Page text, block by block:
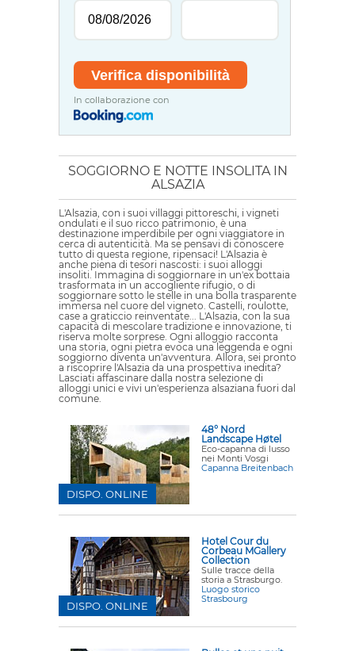
In collaborazione con
SOGGIORNO E NOTTE INSOLITA IN
ALSAZIA
L'Alsazia, con i suoi villaggi pittoreschi, i vigneti
ondulati e il suo ricco patrimonio, è una
destinazione imperdibile per ogni viaggiatore in
cerca di autenticità. Ma se pensavi di conoscere
tutto di questa regione, ripensaci! L'Alsazia è
anche piena di tesori nascosti: i suoi alloggi
insoliti. Immagina di soggiornare in un'ex bottaia
trasformata in un accogliente rifugio, o di
soggiornare sotto le stelle in una bolla trasparente
immersa nel cuore del vigneto. Castelli, roulotte,
case a graticcio reinventate... L'Alsazia, con la sua
capacità di mescolare tradizione e innovazione, ti
riserva molte sorprese. Ogni alloggio racconta
una storia, ogni pietra evoca una leggenda e ogni
soggiorno diventa un'avventura. Allora, sei pronto
a riscoprire l'Alsazia da una prospettiva inedita?
Lasciati affascinare dalla nostra selezione di
alloggi unici e vivi un'esperienza alsaziana fuori dal
comune.
48° Nord
Landscape Høtel
Eco-capanna di lusso
nei Monti Vosgi
Capanna Breitenbach
DISPO. ONLINE
Hotel Cour du
Corbeau MGallery
Collection
Sulle tracce della
storia a Strasburgo.
Luogo storico
Strasbourg
DISPO. ONLINE